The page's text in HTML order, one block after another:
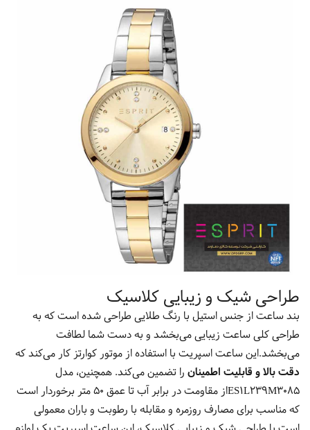
طراحی شیک و زیبایی کلاسیک
بند ساعت از جنس استیل با رنگ طلایی طراحی شده است که به
طراحی کلی ساعت زیبایی می‌بخشد و به دست شما لطافت
می‌بخشد.این ساعت اسپریت با استفاده از موتور کوارتز کار می‌کند که
دقت بالا و قابلیت اطمینان را تضمین می‌کند. همچنین، مدل
ES1L239M3085از مقاومت در برابر آب تا عمق 50 متر برخوردار است
که مناسب برای مصارف روزمره و مقابله با رطوبت و باران معمولی